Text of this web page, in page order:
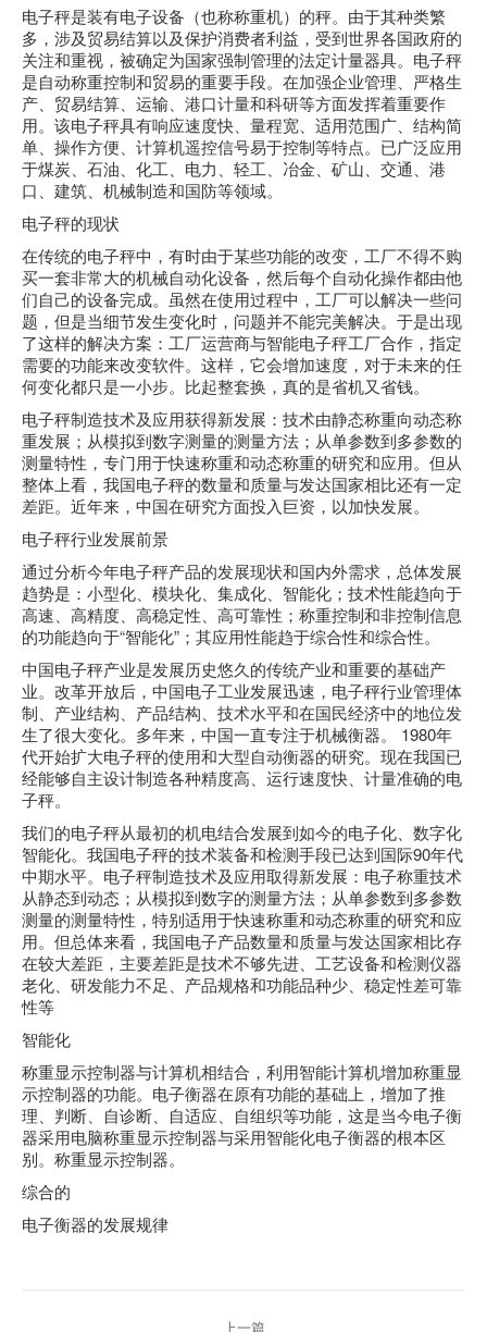
电子秤是装有电子设备（也称称重机）的秤。由于其种类繁
多，涉及贸易结算以及保护消费者利益，受到世界各国政府的
关注和重视，被确定为国家强制管理的法定计量器具。电子秤
是自动称重控制和贸易的重要手段。在加强企业管理、严格生
产、贸易结算、运输、港口计量和科研等方面发挥着重要作
用。该电子秤具有响应速度快、量程宽、适用范围广、结构简
单、操作方便、计算机遥控信号易于控制等特点。已广泛应用
于煤炭、石油、化工、电力、轻工、冶金、矿山、交通、港
口、建筑、机械制造和国防等领域。
电子秤的现状
在传统的电子秤中，有时由于某些功能的改变，工厂不得不购
买一套非常大的机械自动化设备，然后每个自动化操作都由他
们自己的设备完成。虽然在使用过程中，工厂可以解决一些问
题，但是当细节发生变化时，问题并不能完美解决。于是出现
了这样的解决方案：工厂运营商与智能电子秤工厂合作，指定
需要的功能来改变软件。这样，它会增加速度，对于未来的任
何变化都只是一小步。比起整套换，真的是省机又省钱。
电子秤制造技术及应用获得新发展：技术由静态称重向动态称
重发展；从模拟到数字测量的测量方法；从单参数到多参数的
测量特性，专门用于快速称重和动态称重的研究和应用。但从
整体上看，我国电子秤的数量和质量与发达国家相比还有一定
差距。近年来，中国在研究方面投入巨资，以加快发展。
电子秤行业发展前景
通过分析今年电子秤产品的发展现状和国内外需求，总体发展
趋势是：小型化、模块化、集成化、智能化；技术性能趋向于
高速、高精度、高稳定性、高可靠性；称重控制和非控制信息
的功能趋向于“智能化”；其应用性能趋于综合性和综合性。
中国电子秤产业是发展历史悠久的传统产业和重要的基础产
业。改革开放后，中国电子工业发展迅速，电子秤行业管理体
制、产业结构、产品结构、技术水平和在国民经济中的地位发
生了很大变化。多年来，中国一直专注于机械衡器。 1980年
代开始扩大电子秤的使用和大型自动衡器的研究。现在我国已
经能够自主设计制造各种精度高、运行速度快、计量准确的电
子秤。
我们的电子秤从最初的机电结合发展到如今的电子化、数字化
智能化。我国电子秤的技术装备和检测手段已达到国际90年代
中期水平。电子秤制造技术及应用取得新发展：电子称重技术
从静态到动态；从模拟到数字的测量方法；从单参数到多参数
测量的测量特性，特别适用于快速称重和动态称重的研究和应
用。但总体来看，我国电子产品数量和质量与发达国家相比存
在较大差距，主要差距是技术不够先进、工艺设备和检测仪器
老化、研发能力不足、产品规格和功能品种少、稳定性差可靠
性等
智能化
称重显示控制器与计算机相结合，利用智能计算机增加称重显
示控制器的功能。电子衡器在原有功能的基础上，增加了推
理、判断、自诊断、自适应、自组织等功能，这是当今电子衡
器采用电脑称重显示控制器与采用智能化电子衡器的根本区
别。称重显示控制器。
综合的
电子衡器的发展规律
上一篇